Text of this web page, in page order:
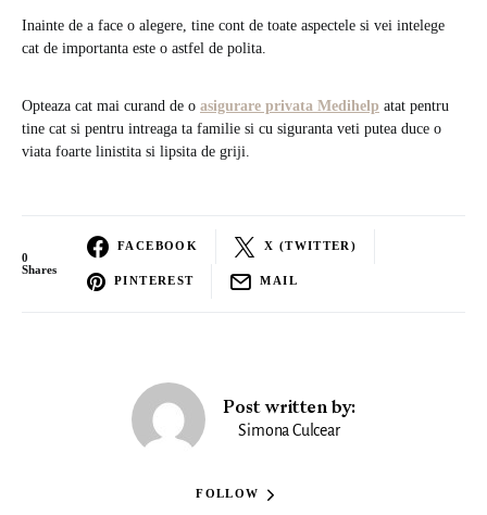
Inainte de a face o alegere, tine cont de toate aspectele si vei intelege
cat de importanta este o astfel de polita.
Opteaza cat mai curand de o asigurare privata Medihelp atat pentru
tine cat si pentru intreaga ta familie si cu siguranta veti putea duce o
viata foarte linistita si lipsita de griji.
0
Shares
FACEBOOK X (TWITTER)
PINTEREST MAIL
Post written by:
Simona Culcear
FOLLOW